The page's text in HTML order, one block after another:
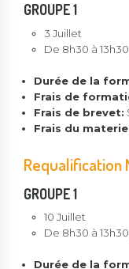
GROUPE 1
3 Juillet
De 8h30 à
Durée de la
Frais de
Frais de brevet:
Frais du
Requalification
GROUPE 1
10 Juillet
De 8h30 à
Durée de la